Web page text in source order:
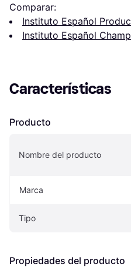
Comparar:
Instituto Español
Instituto Español
Características
Producto
Nombre del producto
Marca
Tipo
Propiedades del producto